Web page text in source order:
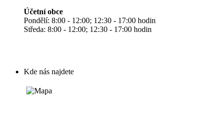
Účetní obce
Pondělí: 8:00 - 12:00; 12:30 - 17:00 hodin
Středa: 8:00 - 12:00; 12:30 - 17:00 hodin
Kde nás najdete